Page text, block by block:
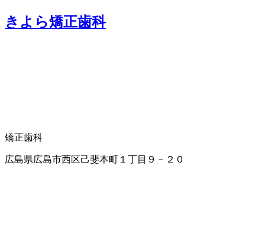
きよら矯正歯科
矯正歯科
広島県広島市西区己斐本町１丁目９－２０